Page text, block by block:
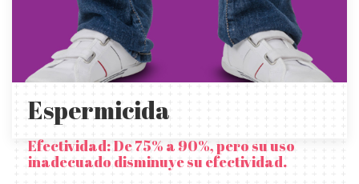
Espermicida
Efectividad: De 75% a 90%, pero su uso
inadecuado disminuye su efectividad.